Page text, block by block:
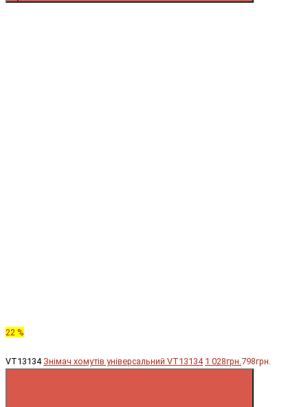
22 %
VT13134 Знімач хомутів універсальний VT13134 1 028грн.798грн.